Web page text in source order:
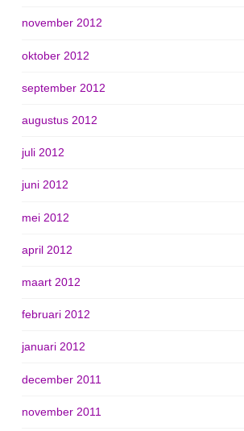
november 2012
oktober 2012
september 2012
augustus 2012
juli 2012
juni 2012
mei 2012
april 2012
maart 2012
februari 2012
januari 2012
december 2011
november 2011